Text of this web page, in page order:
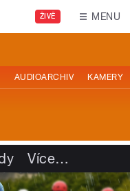
ŽIVĚ MENU
AUDIOARCHIV KAMERY
Více…